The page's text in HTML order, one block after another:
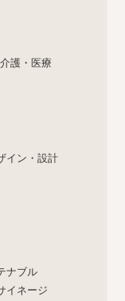
護・医療
イン・設計
ナブル
イネージ